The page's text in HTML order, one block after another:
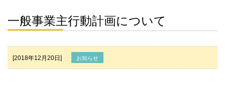
一般事業主行動計画について
[2018年12月20日] お知らせ